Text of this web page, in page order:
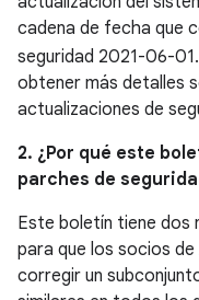
cadena de fecha que
seguridad 2021-06-
obtener más detalles
actualizaciones de
2. ¿Por qué este
parches de
Este boletín tiene dos
para que los socios
corregir un